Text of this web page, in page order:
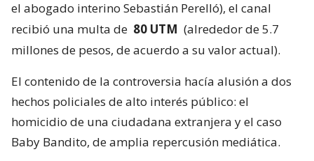
el abogado interino Sebastián Perelló), el canal
recibió una multa de 80 UTM (alrededor de 5.7
millones de pesos, de acuerdo a su valor actual).
El contenido de la controversia hacía alusión a dos
hechos policiales de alto interés público: el
homicidio de una ciudadana extranjera y el caso
Baby Bandito, de amplia repercusión mediática.